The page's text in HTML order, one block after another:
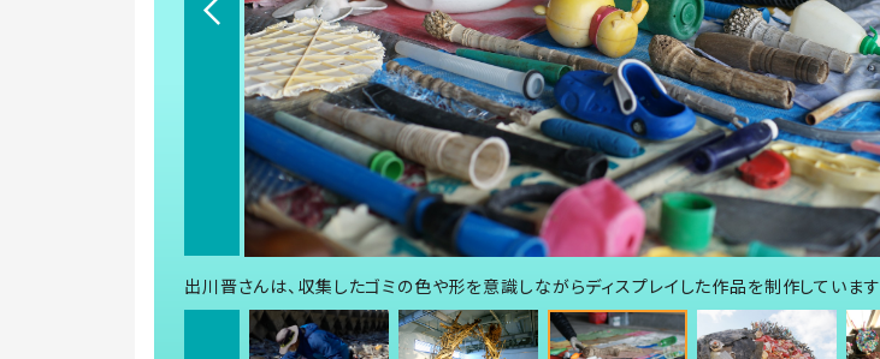
出川晋さんは、収集したゴミの色や形を意識しながらディスプレイした作品を制作しています